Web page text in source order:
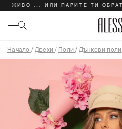
... ИЛИ ПАРИТЕ ТИ ОБРАТНО
Начало / Дрехи / Поли / Дънкови поли